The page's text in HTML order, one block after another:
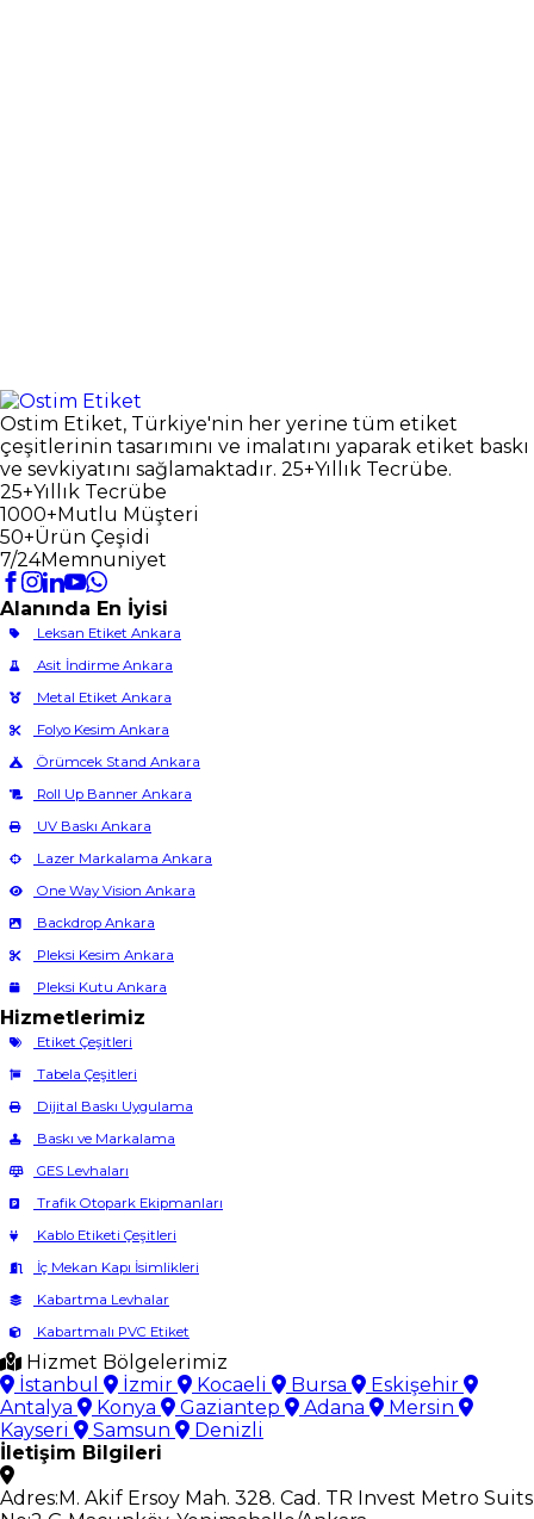
Ostim Etiket, Türkiye'nin her yerine tüm etiket
çeşitlerinin tasarımını ve imalatını yaparak etiket baskı
ve sevkiyatını sağlamaktadır. 25+Yıllık Tecrübe.
25+Yıllık Tecrübe
1000+Mutlu Müşteri
50+Ürün Çeşidi
7/24Memnuniyet
Alanında En İyisi
Leksan Etiket Ankara
Asit İndirme Ankara
Metal Etiket Ankara
Folyo Kesim Ankara
Örümcek Stand Ankara
Roll Up Banner Ankara
UV Baskı Ankara
Lazer Markalama Ankara
One Way Vision Ankara
Backdrop Ankara
Pleksi Kesim Ankara
Pleksi Kutu Ankara
Hizmetlerimiz
Etiket Çeşitleri
Tabela Çeşitleri
Dijital Baskı Uygulama
Baskı ve Markalama
GES Levhaları
Trafik Otopark Ekipmanları
Kablo Etiketi Çeşitleri
İç Mekan Kapı İsimlikleri
Kabartma Levhalar
Kabartmalı PVC Etiket
Hizmet Bölgelerimiz
İstanbul
İzmir Kocaeli Bursa
Eskişehir
Antalya
Konya Gaziantep Adana
Mersin
Kayseri
Samsun
Denizli
İletişim Bilgileri
Adres:M. Akif Ersoy Mah. 328. Cad. TR Invest Metro Suits